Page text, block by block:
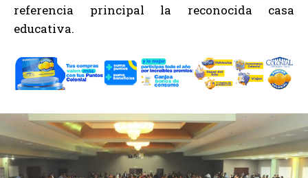
referencia principal la reconocida casa
educativa.